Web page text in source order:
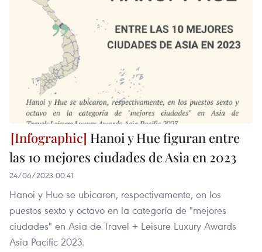
Hanoi y Hue figuran entre
las 10 mejores ciudades de Asia en 2023
24/06/2023 00:41
Hanoi y Hue se ubicaron, respectivamente, en los
puestos sexto y octavo en la categoría de "mejores
ciudades" en Asia de Travel + Leisure Luxury Awards
Asia Pacific 2023.